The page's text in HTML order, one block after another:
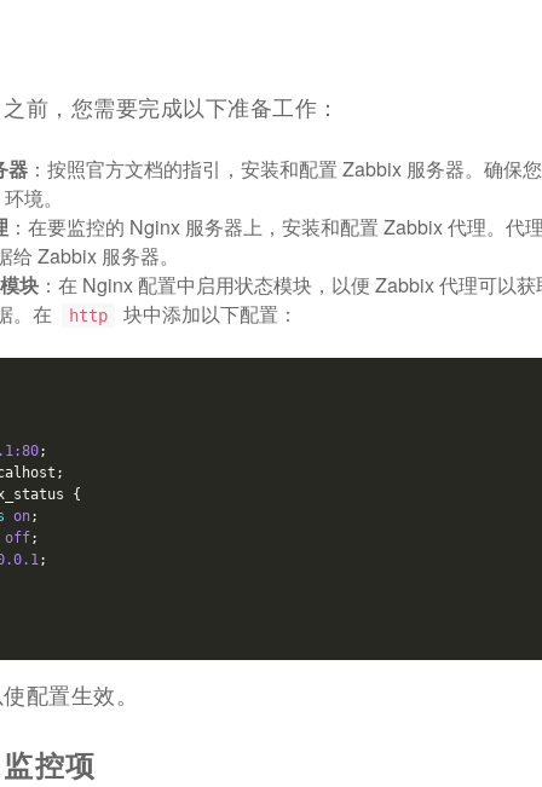
前，您需要完成以下准备工作：
器 ：按照官方文档的指引，安装和配置 Zabbix 服务器。确保
境。
：在要监控的 Nginx 服务器上，安装和配置 Zabbix 代理。代
Zabbix 服务器。
块 ：在 Nginx 配置中启用状态模块，以便 Zabbix 代理可以
。在
http 块中添加以下配置：
;
{
on;
off;
;
配置生效。
控项